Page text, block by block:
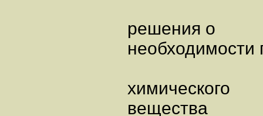
решения о
необходимости
химического
вещества